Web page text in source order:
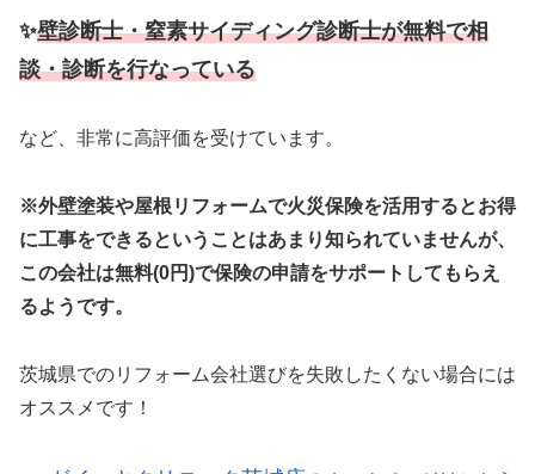
✨壁診断士・窒素サイディング診断士が無料で相
談・診断を行なっている
など、非常に高評価を受けています。
※外壁塗装や屋根リフォームで火災保険を活用するとお得
に工事をできるということはあまり知られていませんが、
この会社は無料(0円)で保険の申請をサポートしてもらえ
るようです。
茨城県でのリフォーム会社選びを失敗したくない場合には
オススメです！